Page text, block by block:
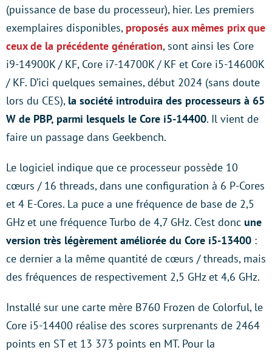
(puissance de base du processeur), hier. Les premiers
exemplaires disponibles, proposés aux mêmes prix que
ceux de la précédente génération, sont ainsi les Core
i9-14900K / KF, Core i7-14700K / KF et Core i5-14600K
/ KF. D’ici quelques semaines, début 2024 (sans doute
lors du CES), la société introduira des processeurs à 65
W de PBP, parmi lesquels le Core i5-14400. Il vient de
faire un passage dans Geekbench.
Le logiciel indique que ce processeur possède 10
cœurs / 16 threads, dans une configuration à 6 P-Cores
et 4 E-Cores. La puce a une fréquence de base de 2,5
GHz et une fréquence Turbo de 4,7 GHz. C’est donc une
version très légèrement améliorée du Core i5-13400 :
ce dernier a la même quantité de cœurs / threads, mais
des fréquences de respectivement 2,5 GHz et 4,6 GHz.
Installé sur une carte mère B760 Frozen de Colorful, le
Core i5-14400 réalise des scores surprenants de 2464
points en ST et 13 373 points en MT. Pour la